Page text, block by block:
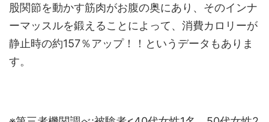
股関節を動かす筋肉がお腹の奥にあり、そのインナ
ーマッスルを鍛えることによって、消費カロリーが
静止時の約157％アップ！！というデータもありま
す。